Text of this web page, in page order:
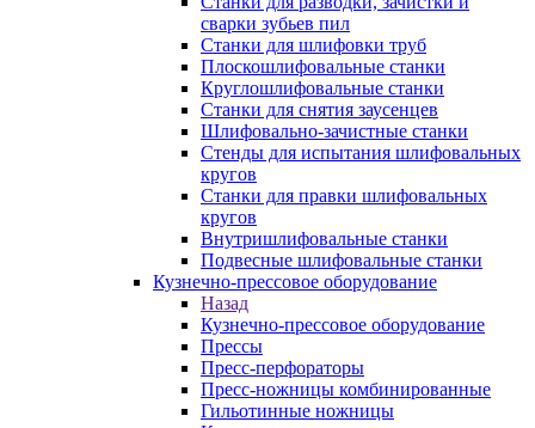
сварки зубьев пил
Станки для шлифовки труб
Плоскошлифовальные станки
Круглошлифовальные станки
Станки для снятия заусенцев
Шлифовально-зачистные станки
Стенды для испытания шлифовальных
кругов
Станки для правки шлифовальных
кругов
Внутришлифовальные станки
Подвесные шлифовальные станки
Кузнечно-прессовое оборудование
Назад
Кузнечно-прессовое оборудование
Прессы
Пресс-перфораторы
Пресс-ножницы комбинированные
Гильотинные ножницы